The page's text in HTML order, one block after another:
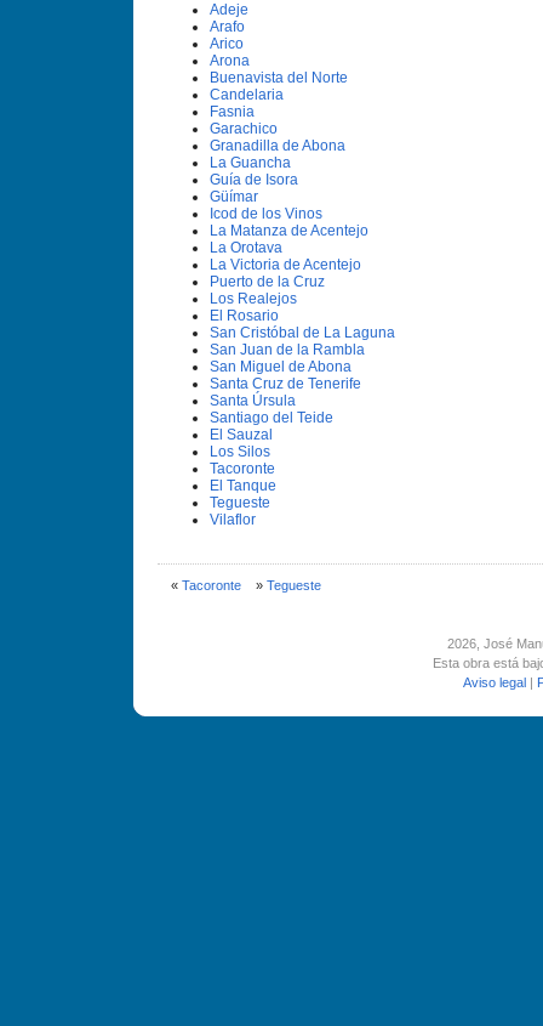
Adeje
Arafo
Arico
Arona
Buenavista del Norte
Candelaria
Fasnia
Garachico
Granadilla de Abona
La Guancha
Guí­a de Isora
Güí­mar
Icod de los Vinos
La Matanza de Acentejo
La Orotava
La Victoria de Acentejo
Puerto de la Cruz
Los Realejos
El Rosario
San Cristóbal de La Laguna
San Juan de la Rambla
San Miguel de Abona
Santa Cruz de Tenerife
Santa Úrsula
Santiago del Teide
El Sauzal
Los Silos
Tacoronte
El Tanque
Tegueste
Vilaflor
« Tacoronte» Tegueste
2026, José
Esta obra está
Aviso legal |